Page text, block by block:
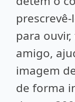
para
amigo,
imagem
de forma